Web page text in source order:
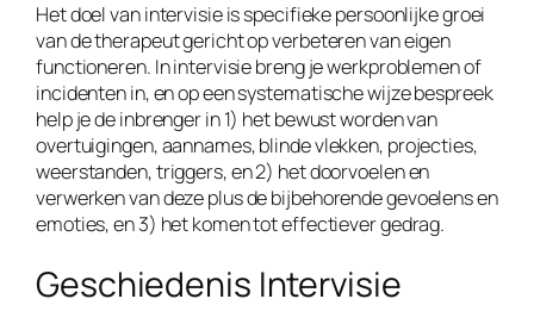
Het doel van intervisie is specifieke persoonlijke groei
van de therapeut gericht op verbeteren van eigen
functioneren. In intervisie breng je werkproblemen of
incidenten in, en op een systematische wijze bespreek
help je de inbrenger in 1) het bewust worden van
overtuigingen, aannames, blinde vlekken, projecties,
weerstanden, triggers, en 2) het doorvoelen en
verwerken van deze plus de bijbehorende gevoelens en
emoties, en 3) het komen tot effectiever gedrag.
Geschiedenis Intervisie